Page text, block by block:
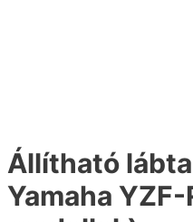
Állítható
Yamaha